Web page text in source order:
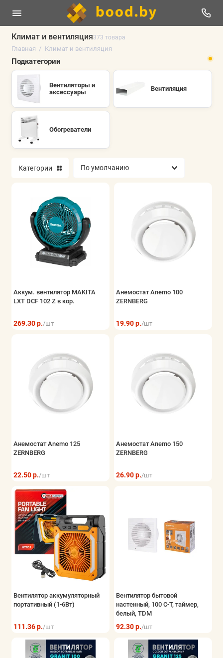
Климат и вентиляция373 товара
Главная Климат и вентиляция
Вентиляторы и аксессуары
Вентиляция
Показать все
Подкатегории
Вентиляторы и
аксессуары
Вентиляция
Обогреватели
Категории
Аккум. вентилятор MAKITA
LXT DCF 102 Z в кор.
269.30 р./шт
Анемостат Anemo 100
ZERNBERG
19.90 р./шт
Анемостат Anemo 125
ZERNBERG
22.50 р./шт
Анемостат Anemo 150
ZERNBERG
26.90 р./шт
Вентилятор аккумуляторный
портативный (1-6Вт)
111.36 р./шт
Вентилятор бытовой
настенный, 100 С-Т, таймер,
белый, TDM
92.30 р./шт